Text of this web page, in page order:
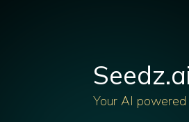
Your AI